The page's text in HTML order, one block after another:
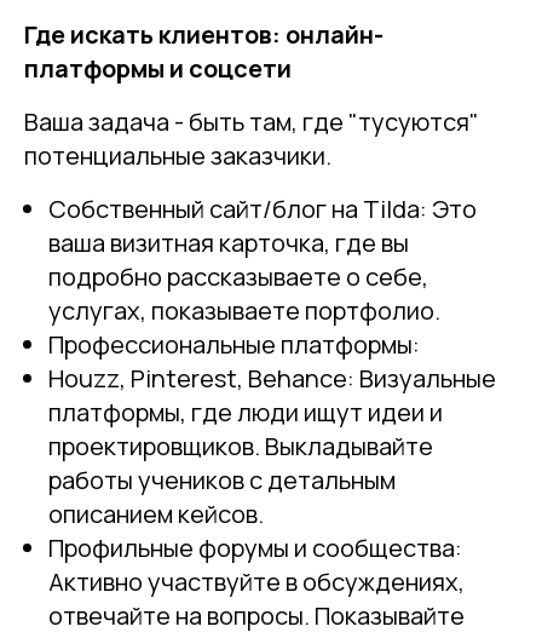
Где искать клиентов: онлайн-
платформы и соцсети
Ваша задача - быть там, где "тусуются"
потенциальные заказчики.
Собственный сайт/блог на Tilda: Это
ваша визитная карточка, где вы
подробно рассказываете о себе,
услугах, показываете портфолио.
Профессиональные платформы:
Houzz, Pinterest, Behance: Визуальные
платформы, где люди ищут идеи и
проектировщиков. Выкладывайте
работы учеников с детальным
описанием кейсов.
Профильные форумы и сообщества:
Активно участвуйте в обсуждениях,
отвечайте на вопросы. Показывайте